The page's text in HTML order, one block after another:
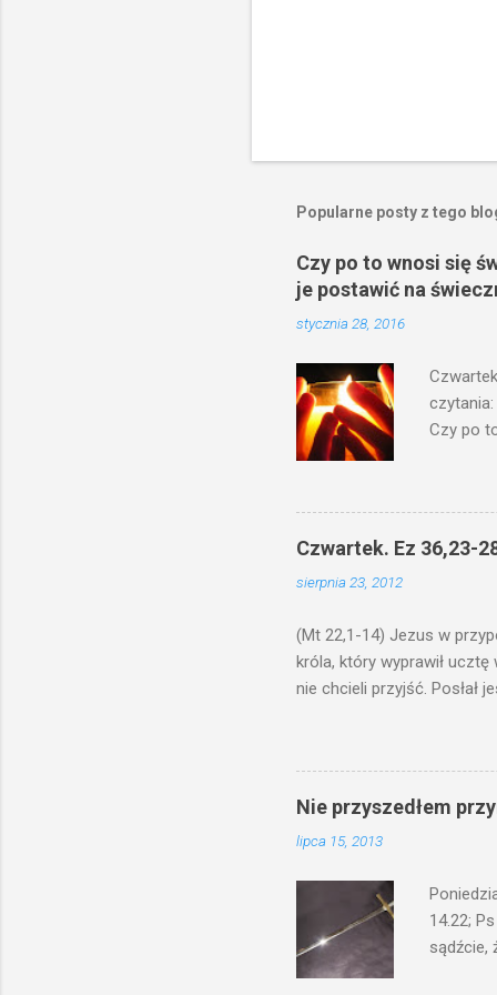
Popularne posty z tego
Czy po to wnosi się
je postawić na
stycznia 28, 2016
czytania:
Czy po
niechaj
ma. W
by je
Czwartek. Ez 36,23-
sierpnia 23, 2012
(Mt 22,1-14) Jezus w
króla, który wyprawił ucztę
nie chcieli przyjść. Posłał
swoje pole, drugi do
gniewem. Posłał swe
wprawdzie jest gotowa,
których spotkacie. Słudzy
biesiadnikami. Wszedł król,
Nie przyszedłem
lipca 15, 2013
14.22;
sądźcie,